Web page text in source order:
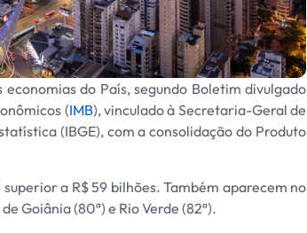
do País, segundo Boletim divulgado
(IMB), vinculado à Secretaria-Geral de
(IBGE), com a consolidação do Produto
a R$ 59 bilhões. Também aparecem no
Goiânia (80ª) e Rio Verde (82ª).